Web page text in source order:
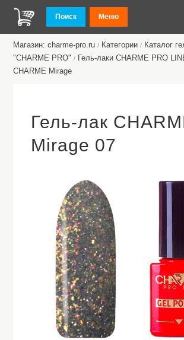
Поиск Меню
Магазин: charme-pro.ru / Категории / Каталог
"CHARME PRO" / Гель-лаки CHARME PRO
CHARME Mirage
Гель-лак
Mirage 07